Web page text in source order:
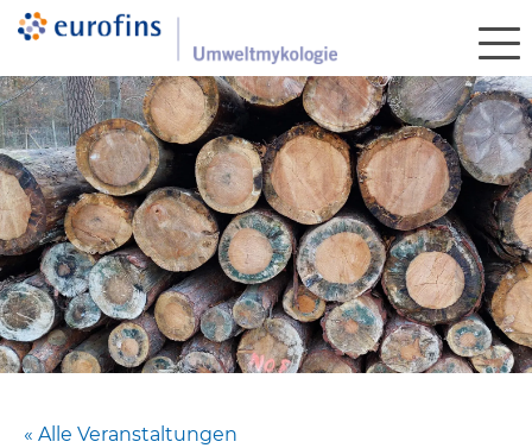
« Alle Veranstaltungen